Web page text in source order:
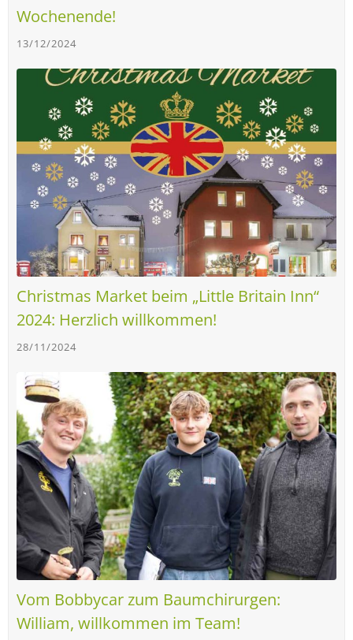
Wochenende!
13/12/2024
Christmas Market beim „Little Britain Inn“
2024: Herzlich willkommen!
28/11/2024
Vom Bobbycar zum Baumchirurgen:
William, willkommen im Team!